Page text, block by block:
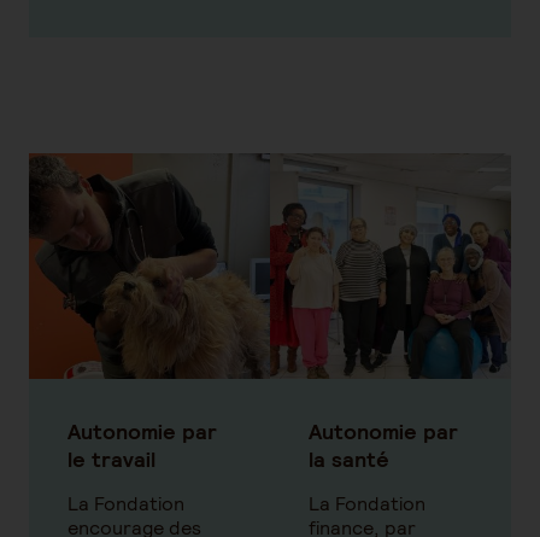
Autonomie par
le travail
La Fondation
encourage des
Autonomie par
la santé
La Fondation
finance, par